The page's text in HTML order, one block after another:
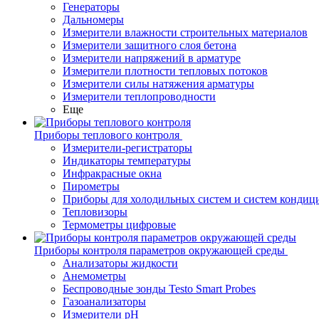
Генераторы
Дальномеры
Измерители влажности строительных материалов
Измерители защитного слоя бетона
Измерители напряжений в арматуре
Измерители плотности тепловых потоков
Измерители силы натяжения арматуры
Измерители теплопроводности
Еще
Приборы теплового контроля
Измерители-регистраторы
Индикаторы температуры
Инфракрасные окна
Пирометры
Приборы для холодильных систем и систем
Тепловизоры
Термометры цифровые
Приборы контроля параметров окружающей среды
Анализаторы жидкости
Анемометры
Беспроводные зонды Testo Smart Probes
Газоанализаторы
Измерители pH